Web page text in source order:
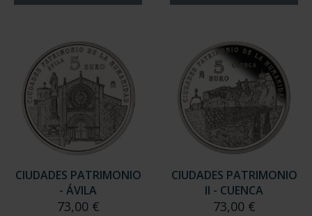
CIUDADES PATRIMONIO
- ÁVILA
73,00 €
CIUDADES PATRIMONIO
II - CUENCA
73,00 €